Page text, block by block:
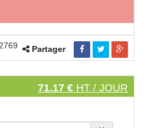
Partager
71.17 € HT / JOUR